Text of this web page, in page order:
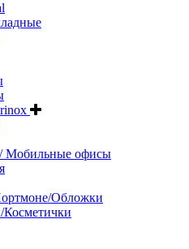
Мобильные офисы
Обложки
Косметички